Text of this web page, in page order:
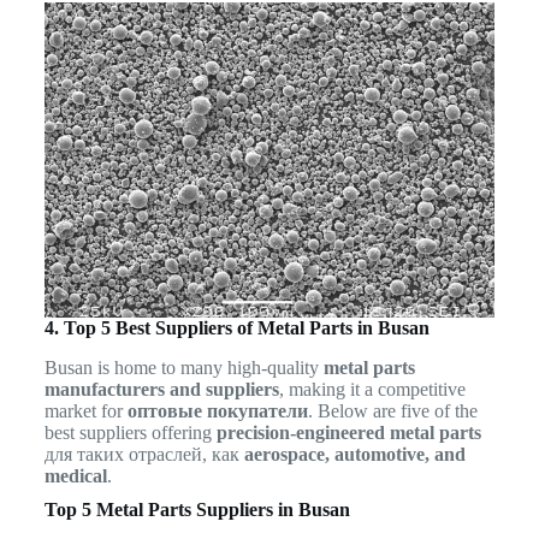
4. Top 5 Best Suppliers of Metal Parts in Busan
Busan is home to many high-quality metal parts
manufacturers and suppliers, making it a competitive
market forоптовые покупатели. Below are five of the
best suppliers offering precision-engineered metal parts
для таких отраслей, как aerospace, automotive, and
medical.
Top 5 Metal Parts Suppliers in Busan